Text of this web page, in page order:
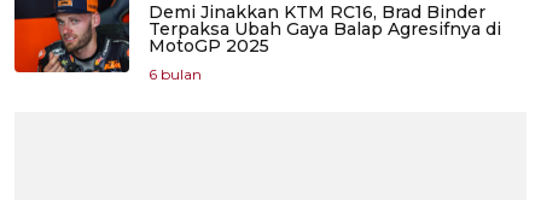
Demi Jinakkan KTM RC16, Brad Binder
Terpaksa Ubah Gaya Balap Agresifnya di
MotoGP 2025
6 bulan